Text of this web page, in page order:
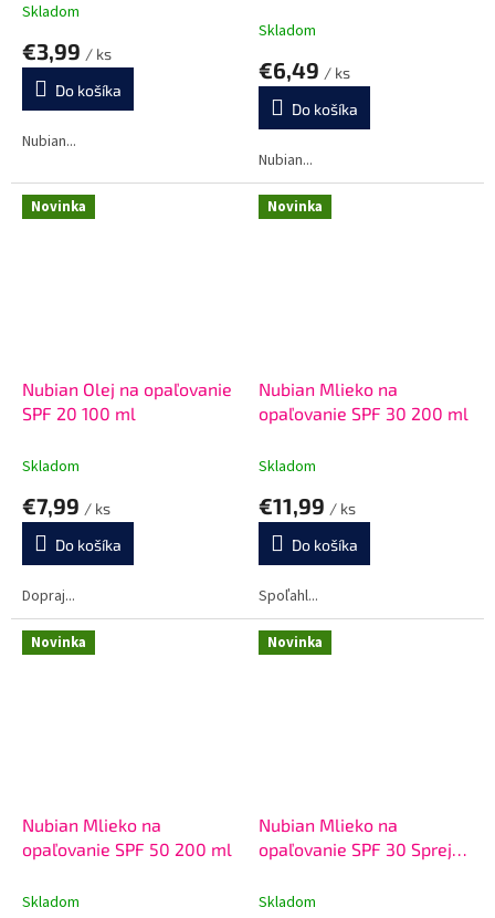
Priemerné
produktu
3,0
5
Skladom
€3,99 / ks
Do košíka
Nubian...
Skladom
€6,49 / ks
Do košíka
Nubian...
Novinka
Nubian Olej na opaľovanie
SPF 20 100 ml
Skladom
€7,99 / ks
Do košíka
Dopraj...
Novinka
Nubian Mlieko na
opaľovanie SPF 30 200 ml
Skladom
€11,99 / ks
Do košíka
Spoľahl...
Novinka
Nubian Mlieko na
opaľovanie SPF 50 200 ml
Skladom
Novinka
Nubian Mlieko na
opaľovanie SPF 30 Sprej
Skladom